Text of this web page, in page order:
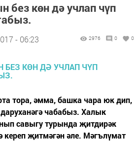
без көн дә учлап чүп
- 06:23 2976 0 0
тора, әмма, башка чара юк дип,
чабабыз. Халык
савыгу турында җитдирәк
кереп җитмәгән әле. Мәгълүмат